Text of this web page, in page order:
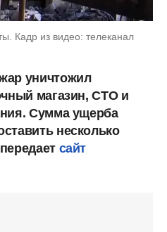
Кадр из видео: телеканал
уничтожил
магазин, СТО и
Сумма ущерба
несколько
сайт